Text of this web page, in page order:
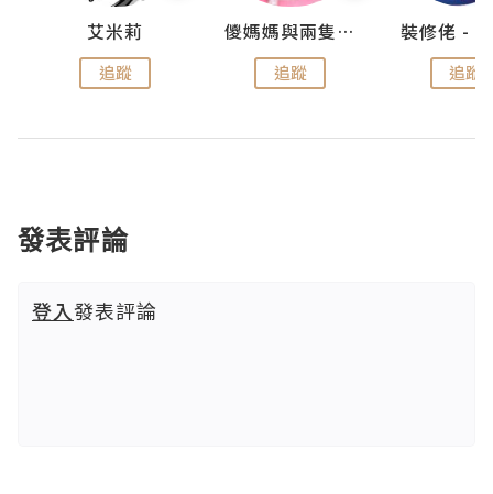
艾米莉
追蹤
儍媽媽與兩隻小魔怪之家
追蹤 追蹤
發表評論
登入發表評論